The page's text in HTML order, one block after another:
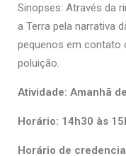
Sinopses: Através da
a Terra pela narrativa
pequenos em
poluição.
Atividade: Amanhã
Horário: 14h30 às
Horário de